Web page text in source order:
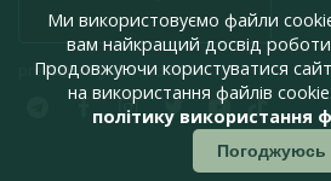
press@armyinform.com.ua
Ми використовуємо файли
вам найкращий досвід
Продовжуючи користуватися
на використання файлів
політику використання
Погоджуюсь